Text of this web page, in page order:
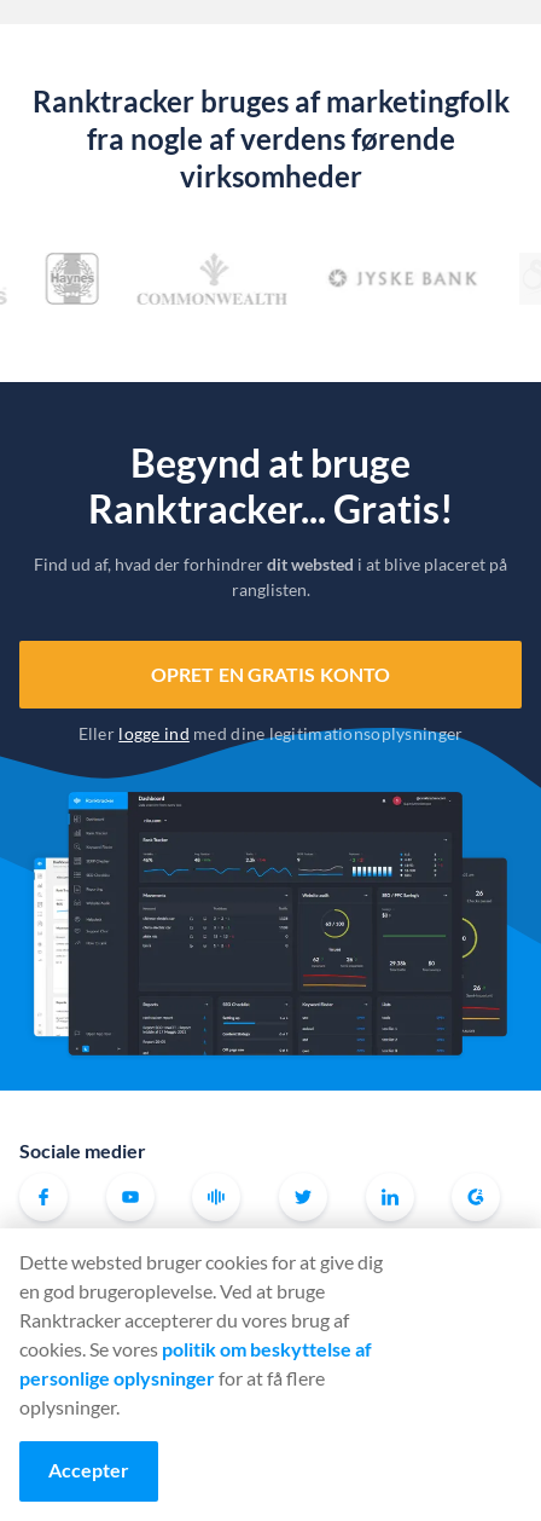
Ranktracker bruges af marketingfolk
fra nogle af verdens førende
virksomheder
Begynd at bruge
Ranktracker... Gratis!
Find ud af, hvad der forhindrerdit websted i at blive placeret på
ranglisten.
OPRET EN GRATIS KONTO
Eller logge ind med dine legitimationsoplysninger
Sociale medier
Værktøj
Rank Tracker
Keyword Finder
SERP Checker
Web Audit
Dette websted bruger cookies for at give dig
en god brugeroplevelse. Ved at bruge
Ranktracker accepterer du vores brug af
cookies. Se vores politik om beskyttelse af
personlige oplysningerfor at få flere
oplysninger.
Accepter